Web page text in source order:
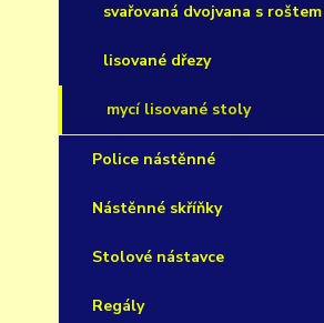
svařovaná dvojvana s roštem
lisované dřezy
mycí lisované stoly
Police nástěnné
Nástěnné skříňky
Stolové nástavce
Regály